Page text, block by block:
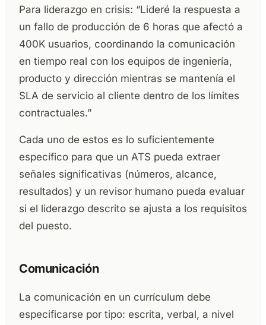
Para liderazgo en crisis: “Lideré la respuesta a
un fallo de producción de 6 horas que afectó a
400K usuarios, coordinando la comunicación
en tiempo real con los equipos de ingeniería,
producto y dirección mientras se mantenía el
SLA de servicio al cliente dentro de los límites
contractuales.”
Cada uno de estos es lo suficientemente
específico para que un ATS pueda extraer
señales significativas (números, alcance,
resultados) y un revisor humano pueda evaluar
si el liderazgo descrito se ajusta a los requisitos
del puesto.
Comunicación
La comunicación en un currículum debe
especificarse por tipo: escrita, verbal, a nivel